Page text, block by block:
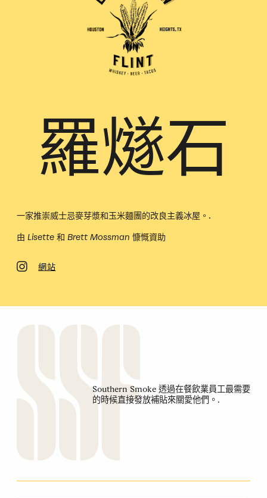
羅燧石
一家推崇威士忌麥芽漿和玉米麵團的改良主義冰屋。.
由 Lisette 和 Brett Mossman 慷慨資助
網站
Southern Smoke 透過在餐飲業員工最需要
的時候直接發放補貼來關愛他們。.